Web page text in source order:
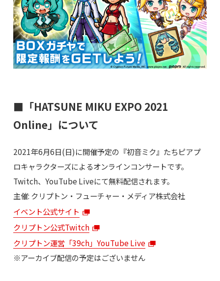
■「HATSUNE MIKU EXPO 2021
Online」について
2021年6月6日(日)に開催予定の『初音ミク』たちピアプ
ロキャラクターズによるオンラインコンサートです。
Twitch、YouTube Liveにて無料配信されます。
主催: クリプトン・フューチャー・メディア株式会社
イベント公式サイト
クリプトン公式Twitch
クリプトン運営「39ch」YouTube Live
※アーカイブ配信の予定はございません